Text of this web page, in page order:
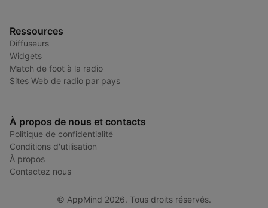
Ressources
Diffuseurs
Widgets
Match de foot à la radio
Sites Web de radio par pays
À propos de nous et contacts
Politique de confidentialité
Conditions d'utilisation
À propos
Contactez nous
© AppMind 2026. Tous droits réservés.